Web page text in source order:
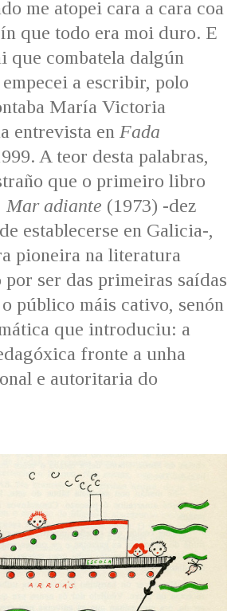
IDENTIDADE CORPORATIVA
MARCIAL DEL ADALID
CASA-MUSEO EMILIA PARDO
BAZÁN
PRIMAVERA DAS LETRAS
me atopei cara a cara coa
que todo era moi duro. E
que combatela dalgún
a escribir, polo
María Victoria
entrevista en Fada
A teor desta palabras,
que o primeiro libro
Mar adiante (1973) -dez
establecerse en Galicia-,
pioneira na literatura
por ser das primeiras saídas
público máis cativo, senón
que introduciu: a
fronte a unha
e autoritaria do